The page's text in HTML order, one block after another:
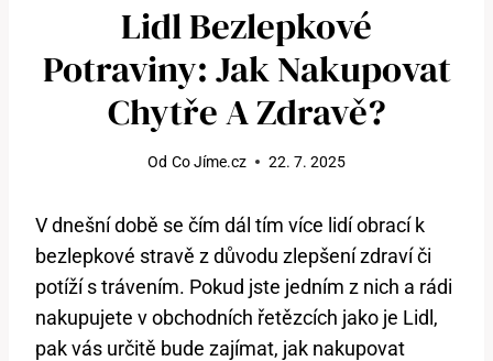
Lidl Bezlepkové
Potraviny: Jak Nakupovat
Chytře A Zdravě?
Od Co Jíme.cz 22. 7. 2025
V dnešní době se čím dál tím více lidí obrací k
bezlepkové stravě z důvodu zlepšení zdraví či
potíží s trávením. Pokud jste jedním z nich a rádi
nakupujete v obchodních řetězcích jako je Lidl,
pak vás určitě bude zajímat, jak nakupovat